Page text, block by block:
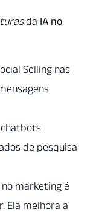
da IA no
Selling nas
de pesquisa
marketing é
Ela melhora a